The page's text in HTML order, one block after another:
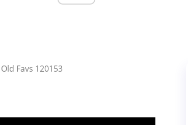
Favs 120153